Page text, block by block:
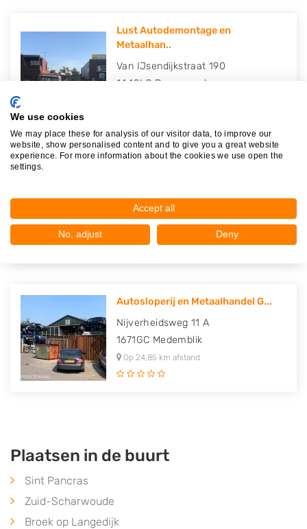
Lust Autodemontage en
Metaalhan..
Van IJsendijkstraat 190
1442LC Purmerend
1627LH Hoorn
Op 23,62 km afstand
Autosloperij en Metaalhandel G...
Nijverheidsweg 11 A
1671GC Medemblik
Op 24,85 km afstand
Plaatsen in de buurt
Sint Pancras
Zuid-Scharwoude
Broek op Langedijk
We use cookies
We may place these for analysis of our visitor data, to improve our
website, show personalised content and to give you a great website
experience. For more information about the cookies we use open the
settings.
Accept all
No, adjust Deny